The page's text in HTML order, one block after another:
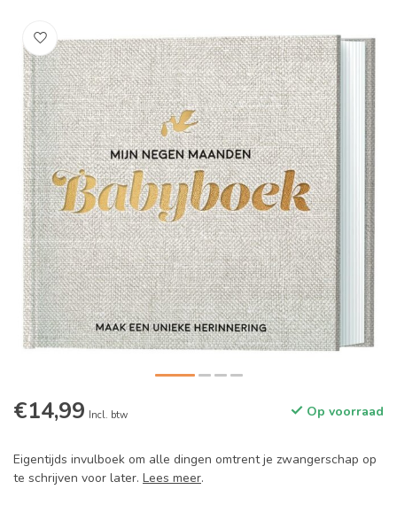
€14,99 Incl. btw Op voorraad
Eigentijds invulboek om alle dingen omtrent je zwangerschap op
te schrijven voor later. Lees meer.